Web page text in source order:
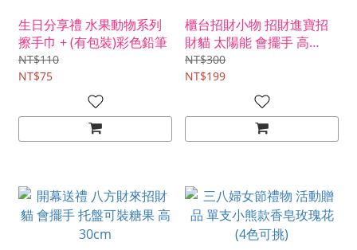
生日分享禮 水果動物系列
擦手巾 + (有包裝)彩色鉛筆
NT$110
NT$75
櫃台招財小物 招財進寶招
財貓 太陽能 會擺手 高
10cm
NT$300
NT$199